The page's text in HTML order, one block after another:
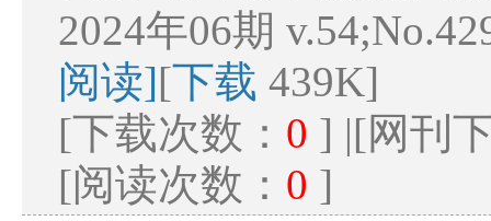
2024年06期
阅读][下载 439K]
[下载次数： 0 ] |[网刊
[阅读次数： 0 ]